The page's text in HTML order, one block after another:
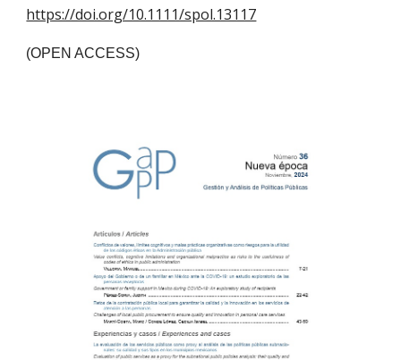
https://doi.org/10.1111/spol.13117
(OPEN ACCESS)